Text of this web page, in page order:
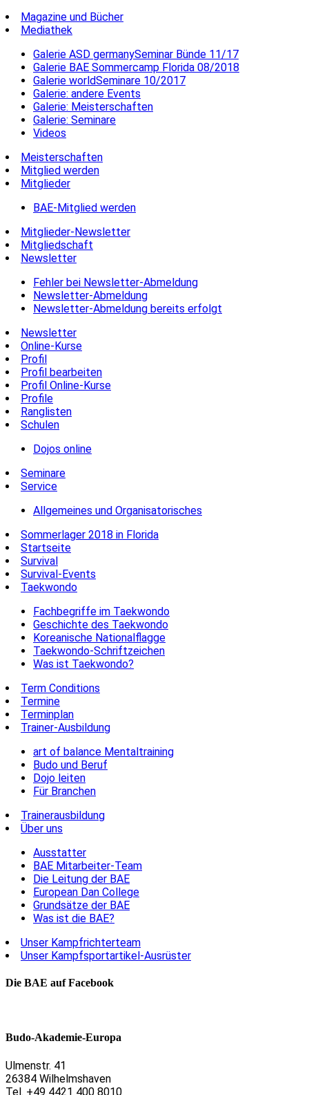
Magazine und Bücher
Mediathek
Galerie ASD germanySeminar Bünde 11/17
Galerie BAE Sommercamp Florida 08/2018
Galerie worldSeminare 10/2017
Galerie: andere Events
Galerie: Meisterschaften
Galerie: Seminare
Videos
Meisterschaften
Mitglied werden
Mitglieder
BAE-Mitglied werden
Mitglieder-Newsletter
Mitgliedschaft
Newsletter
Fehler bei Newsletter-Abmeldung
Newsletter-Abmeldung
Newsletter-Abmeldung bereits erfolgt
Newsletter
Online-Kurse
Profil
Profil bearbeiten
Profil Online-Kurse
Profile
Ranglisten
Schulen
Dojos online
Seminare
Service
Allgemeines und Organisatorisches
Sommerlager 2018 in Florida
Startseite
Survival
Survival-Events
Taekwondo
Fachbegriffe im Taekwondo
Geschichte des Taekwondo
Koreanische Nationalflagge
Taekwondo-Schriftzeichen
Was ist Taekwondo?
Term Conditions
Termine
Terminplan
Trainer-Ausbildung
art of balance Mentaltraining
Budo und Beruf
Dojo leiten
Für Branchen
Trainerausbildung
Über uns
Ausstatter
BAE Mitarbeiter-Team
Die Leitung der BAE
European Dan College
Grundsätze der BAE
Was ist die BAE?
Unser Kampfrichterteam
Unser Kampfsportartikel-Ausrüster
Die BAE auf Facebook
Budo-Akademie-Europa
Ulmenstr. 41
26384 Wilhelmshaven
Tel. +49 4421 400 8010